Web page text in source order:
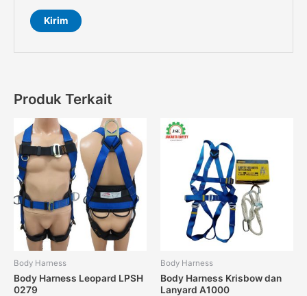
Produk Terkait
Body Harness
Body Harness Leopard LPSH
0279
Body Harness
Body Harness Krisbow dan
Lanyard A1000